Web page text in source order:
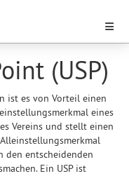
(USP)
ist es von Vorteil einen
eines
Vereins und stellt einen
den entscheidenden
Ein USP ist